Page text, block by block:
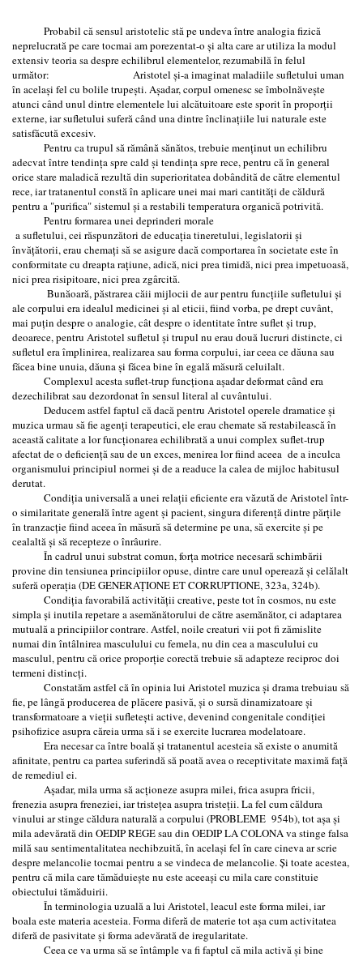
Probabil că sensul aristotelic stă pe undeva între analogia fizică
neprelucrată pe care tocmai am porezentat-o şi alta care ar utiliza la modul
extensiv teoria sa despre echilibrul elementelor, rezumabilă în felul
următor: Aristotel şi-a imaginat maladiile sufletului uman
în acelaşi fel cu bolile trupeşti. Aşadar, corpul omenesc se îmbolnăveşte
atunci când unul dintre elementele lui alcătuitoare este sporit în proporții
externe, iar sufletului suferă când una dintre înclinațiile lui naturale este
satisfăcută excesiv.
Pentru ca trupul să rămână sănătos, trebuie menținut un echilibru
adecvat între tendința spre cald şi tendința spre rece, pentru că în general
orice stare maladică rezultă din superioritatea dobândită de către elementul
rece, iar tratanentul constă în aplicare unei mai mari cantități de căldură
pentru a "purifica" sistemul şi a restabili temperatura organică potrivită.
Pentru formarea unei deprinderi morale
a sufletului, cei răspunzători de educația tineretului, legislatorii şi
învățătorii, erau chemați să se asigure dacă comportarea în societate este în
conformitate cu dreapta rațiune, adică, nici prea timidă, nici prea impetuoasă,
nici prea risipitoare, nici prea zgârcită.
Bunăoară, păstrarea căii mijlocii de aur pentru funcțiile sufletului şi
ale corpului era idealul medicinei și al eticii, fiind vorba, pe drept cuvânt,
mai puțin despre o analogie, cât despre o identitate între suflet și trup,
deoarece, pentru Aristotel sufletul şi trupul nu erau două lucruri distincte, ci
sufletul era împlinirea, realizarea sau forma corpului, iar ceea ce dăuna sau
făcea bine unuia, dăuna şi făcea bine în egală măsură celuilalt.
Complexul acesta suflet-trup funcționa așadar deformat când era
dezechilibrat sau dezordonat în sensul literal al cuvântului.
Deducem astfel faptul că dacă pentru Aristotel operele dramatice şi
muzica urmau să fie agenți terapeutici, ele erau chemate să restabilească în
această calitate a lor funcționarea echilibrată a unui complex suflet-trup
afectat de o deficiență sau de un exces, menirea lor fiind aceea de a inculca
organismului principiul normei şi de a readuce la calea de mijloc habitusul
derutat.
Condiţia universală a unei relații eficiente era văzută de Aristotel într-
o similaritate generală între agent şi pacient, singura diferență dintre părțile
în tranzacție fiind aceea în măsură să determine pe una, să exercite și pe
cealaltă şi să recepteze o înrâurire.
În cadrul unui substrat comun, forța motrice necesară schimbării
provine din tensiunea principiilor opuse, dintre care unul operează şi celălalt
suferă operația (DE GENERAȚIONE ET CORRUPTIONE, 323a, 324b).
Condiţia favorabilă activității creative, peste tot în cosmos, nu este
simpla şi inutila repetare a asemănătorului de către asemănător, ci adaptarea
mutuală a principiilor contrare. Astfel, noile creaturi vii pot fi zămislite
numai din întâlnirea masculului cu femela, nu din cea a masculului cu
masculul, pentru că orice proporție corectă trebuie să adapteze reciproc doi
termeni distincți.
Constatăm astfel că în opinia lui Aristotel muzica şi drama trebuiau să
fie, pe lângă producerea de plăcere pasivă, şi o sursă dinamizatoare şi
transformatoare a vieții sufleteşti active, devenind congenitale condiției
psihofizice asupra căreia urma să i se exercite lucrarea modelatoare.
Era necesar ca între boală şi tratanentul acesteia să existe o anumită
afinitate, pentru ca partea suferindă să poată avea o receptivitate maximă față
de remediul ei.
Așadar, mila urma să acționeze asupra milei, frica asupra fricii,
frenezia asupra freneziei, iar tristețea asupra tristeții. La fel cum căldura
vinului ar stinge căldura naturală a corpului (PROBLEME 954b), tot așa și
mila adevărată din OEDIP REGE sau din OEDIP LA COLONA va stinge falsa
milă sau sentimentalitatea nechibzuită, în acelaşi fel în care cineva ar scrie
despre melancolie tocmai pentru a se vindeca de melancolie. Şi toate acestea,
pentru că mila care tămăduieşte nu este aceeaşi cu mila care constituie
obiectului tămăduirii.
În terminologia uzuală a lui Aristotel, leacul este forma milei, iar
boala este materia acesteia. Forma diferă de materie tot așa cum activitatea
diferă de pasivitate și forma adevărată de iregularitate.
Ceea ce va urma să se întâmple va fi faptul că mila activă și bine